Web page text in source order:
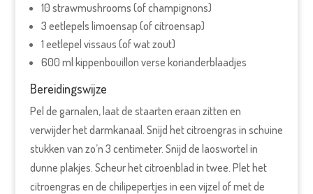
10 strawmushrooms (of champignons)
3 eetlepels limoensap (of citroensap)
1 eetlepel vissaus (of wat zout)
600 ml kippenbouillon verse korianderblaadjes
Bereidingswijze
Pel de garnalen, laat de staarten eraan zitten en
verwijder het darmkanaal. Snijd het citroengras in schuine
stukken van zo’n 3 centimeter. Snijd de laoswortel in
dunne plakjes. Scheur het citroenblad in twee. Plet het
citroengras en de chilipepertjes in een vijzel of met de